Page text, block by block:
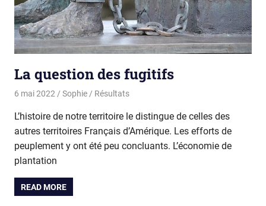
La question des fugitifs
6 mai 2022 Sophie Résultats
L’histoire de notre territoire le distingue de celles des
autres territoires Français d’Amérique. Les efforts de
peuplement y ont été peu concluants. L’économie de
plantation
READ MORE